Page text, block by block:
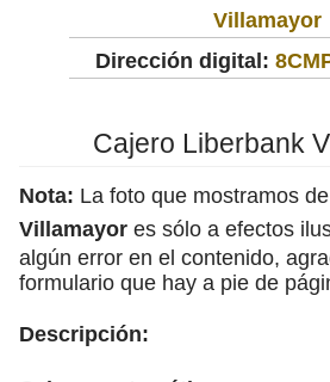
Villamayor
Dirección digital:
Cajero Liberbank
Nota: La foto que mostramos de
Villamayor es sólo a efectos
algún error en el contenido,
formulario que hay a pie de
Descripción: